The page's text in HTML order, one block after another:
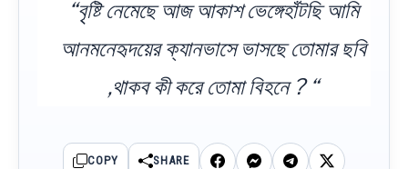
“বৃষ্টি নেমেছে আজ আকাশ ভেঙ্গেহাঁটছি আমি
আনমনেহৃদয়ের ক্যানভাসে ভাসছে তোমার ছবি
,থাকব কী করে তোমা বিহনে ? “
COPY SHARE